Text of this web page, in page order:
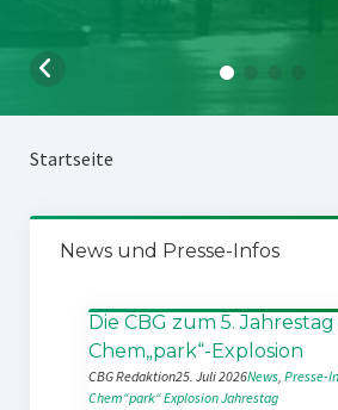
Startseite
News und Presse-Infos
Die CBG zum 5.
Chem„park“-Explosion
CBG Redaktion25. Juli 2026News, Presse-
Chem“park“ExplosionJahrestag